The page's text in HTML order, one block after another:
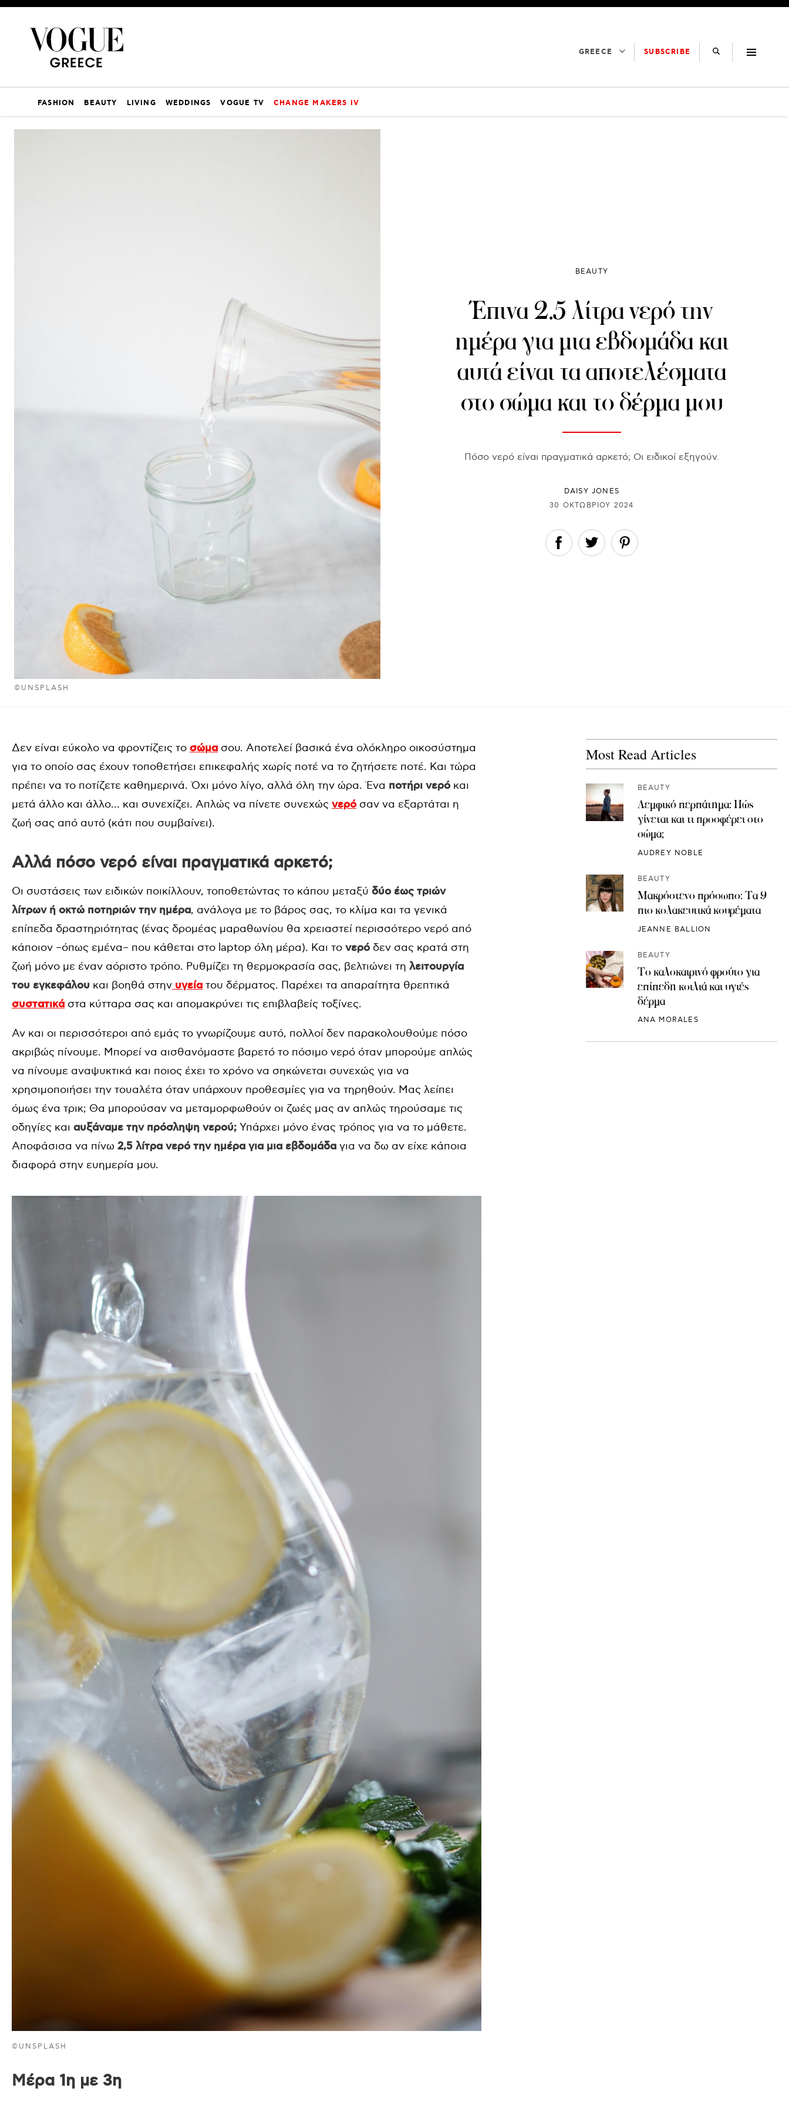
GREECE SUBSCRIBE
FASHION BEAUTY LIVING WEDDINGS VOGUE TV CHANGE MAKERS IV
©UNSPLASH
BEAUTY
Έπινα 2.5 λίτρα νερό την
ημέρα για μια εβδομάδα και
αυτά είναι τα αποτελέσματα
στο σώμα και το δέρμα μου
Πόσο νερό είναι πραγματικά αρκετό; Οι ειδικοί εξηγούν.
DAISY JONES
30 ΟΚΤΩΒΡΊΟΥ 2024
Δεν είναι εύκολο να φροντίζεις το σώμα σου. Αποτελεί βασικά ένα ολόκληρο οικοσύστημα
για το οποίο σας έχουν τοποθετήσει επικεφαλής χωρίς ποτέ να το ζητήσετε ποτέ. Και τώρα
πρέπει να το ποτίζετε καθημερινά. Όχι μόνο λίγο, αλλά όλη την ώρα. Ένα ποτήρι νερόκαι
μετά άλλο και άλλο… και συνεχίζει. Απλώς να πίνετε συνεχώς νερόσαν να εξαρτάται η
ζωή σας από αυτό (κάτι που συμβαίνει).
Αλλά πόσο νερό είναι πραγματικά αρκετό;
Οι συστάσεις των ειδικών ποικίλλουν, τοποθετώντας το κάπου μεταξύ δύο έως τριών
λίτρων ή οκτώ ποτηριών την ημέρα, ανάλογα με το βάρος σας, το κλίμα και τα γενικά
επίπεδα δραστηριότητας (ένας δρομέας μαραθωνίου θα χρειαστεί περισσότερο νερό από
κάποιον –όπως εμένα– που κάθεται στο laptop όλη μέρα). Και το νερόδεν σας κρατά στη
ζωή μόνο με έναν αόριστο τρόπο. Ρυθμίζει τη θερμοκρασία σας, βελτιώνει τη λειτουργία
του εγκεφάλου και βοηθά στην υγεία του δέρματος. Παρέχει τα απαραίτητα θρεπτικά
συστατικά στα κύτταρα σας και απομακρύνει τις επιβλαβείς τοξίνες.
Αν και οι περισσότεροι από εμάς το γνωρίζουμε αυτό, πολλοί δεν παρακολουθούμε πόσο
ακριβώς πίνουμε. Μπορεί να αισθανόμαστε βαρετό το πόσιμο νερό όταν μπορούμε απλώς
να πίνουμε αναψυκτικά και ποιος έχει το χρόνο να σηκώνεται συνεχώς για να
χρησιμοποιήσει την τουαλέτα όταν υπάρχουν προθεσμίες για να τηρηθούν. Μας λείπει
όμως ένα τρικ; Θα μπορούσαν να μεταμορφωθούν οι ζωές μας αν απλώς τηρούσαμε τις
οδηγίες και αυξάναμε την πρόσληψη νερού; Υπάρχει μόνο ένας τρόπος για να το μάθετε.
Αποφάσισα να πίνω 2,5 λίτρα νερό την ημέρα για μια εβδομάδα για να δω αν είχε κάποια
διαφορά στην ευημερία μου.
©UNSPLASH
Μέρα 1η με 3η
Most Read Articles
BEAUTY
Λεμφικό περπάτημα: Πώς
γίνεται και τι προσφέρει στο
σώμα;
AUDREY NOBLE
BEAUTY
Μακρόστενο πρόσωπο: Τα 9
πιο κολακευτικά κουρέματα
JEANNE BALLION
BEAUTY
Το καλοκαιρινό φρούτο για
επίπεδη κοιλιά και υγιές
δέρμα
ANA MORALES